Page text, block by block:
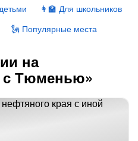
👩‍🏫 Для школьников
🗽 Популярные места
на
с Тюменью»